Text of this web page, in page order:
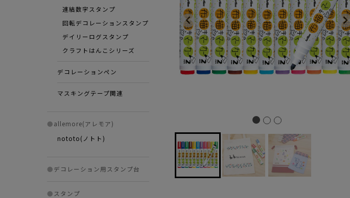
連結数字スタンプ
回転デコレーションスタンプ
デイリーログスタンプ
クラフトはんこシリーズ
デコレーションペン
マスキングテープ関連
●allemore(アレモア)
nototo(ノトト)
●デコレーション用スタンプ台
● スタンプ